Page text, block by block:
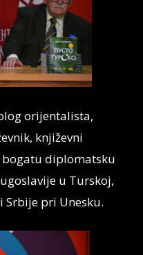
orijentalista,
književni
diplomatsku
u Turskoj,
Srbije pri Unesku.